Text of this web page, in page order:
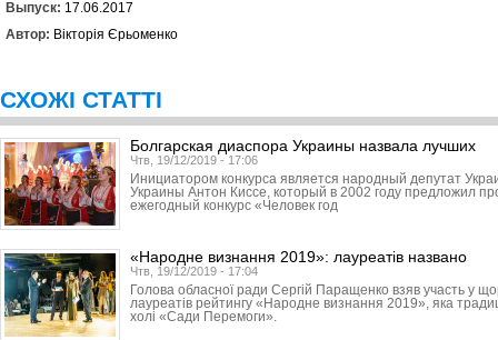
Выпуск: 17.06.2017
Автор: Вікторія Єрьоменко
СХОЖІ СТАТТІ
Болгарская диаспора Украины назвала лучших
Чтв, 19/12/2019 - 17:06
Инициатором конкурса является народный депутат
Украины Антон Киссе, который в 2002 году предложил
ежегодный конкурс «Человек год
«Народне визнання 2019»: лауреатів названо
Чтв, 19/12/2019 - 17:04
Голова обласної ради Сергій Паращенко взяв участь у
лауреатів рейтингу «Народне визнання 2019», яка
холі «Сади Перемоги».